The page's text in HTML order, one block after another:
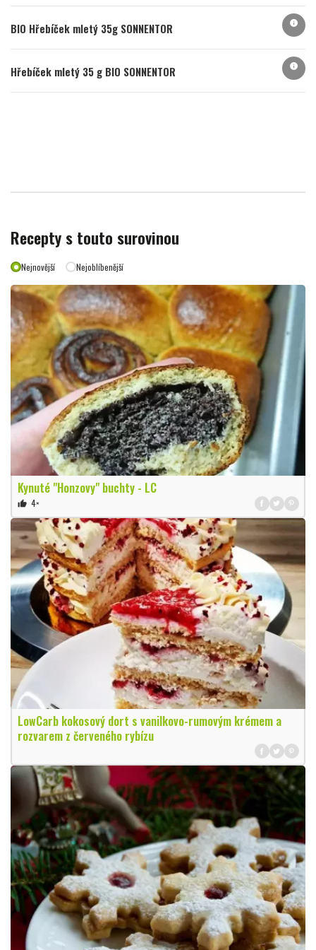
BIO Hřebíček mletý 35g SONNENTOR info
Hřebíček mletý 35 g BIO SONNENTOR info
Recepty s touto surovinou
Nejnovější Nejoblíbenější
Kynuté "Honzovy" buchty - LC
thumb_up 4×
LowCarb kokosový dort s vanilkovo-rumovým krémem a
rozvarem z červeného rybízu